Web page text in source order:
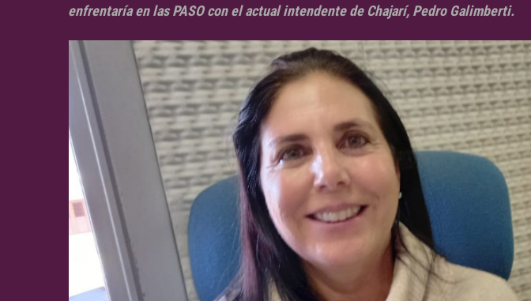
enfrentaría en las PASO con el actual intendente de Chajarí, Pedro Galimberti.